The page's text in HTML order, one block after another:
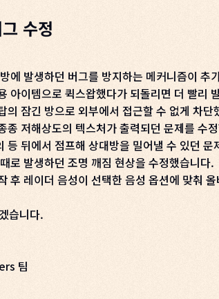
수정
에 발생하던 버그를 방지하는 메커니즘이 추
아이템으로 퀵스왑했다가 되돌리면 더 빨리
의 잠긴 방으로 외부에서 접근할 수 없게 차단
종 저해상도의 텍스처가 출력되던 문제를 수
등 뒤에서 점프해 상대방을 밀어낼 수 있던 문
로 발생하던 조명 깨짐 현상을 수정했습니다.
후 레이더 음성이 선택한 음성 옵션에 맞춰
습니다.
팀